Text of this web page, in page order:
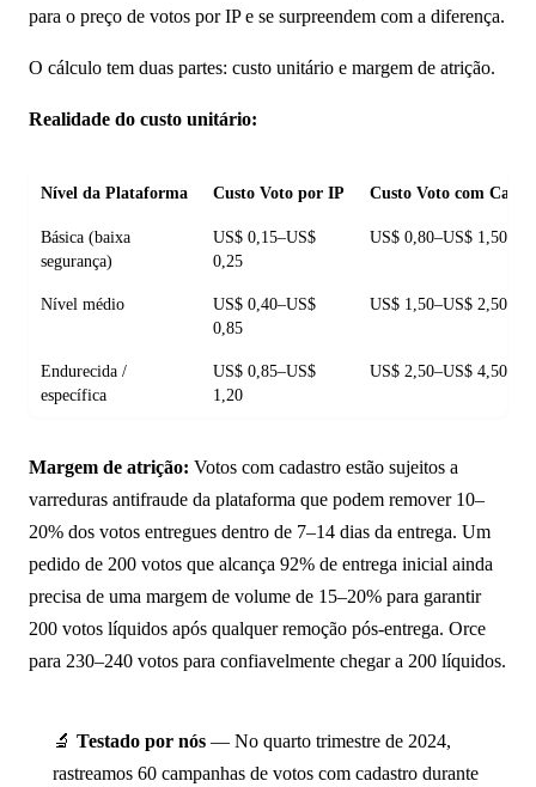
para o preço de votos por IP e se surpreendem com a diferença.
O cálculo tem duas partes: custo unitário e margem de atrição.
Realidade do custo unitário:
Nível da Plataforma Custo Voto por IP Custo Voto com
Básica (baixa
segurança)
US$ 0,15–US$
0,25
US$ 0,80–US$ 1,50
Nível médio
US$ 0,40–US$
0,85
US$ 1,50–US$ 2,50
Endurecida /
específica
US$ 0,85–US$
1,20
US$ 2,50–US$ 4,50
Margem de atrição: Votos com cadastro estão sujeitos a
varreduras antifraude da plataforma que podem remover 10–
20% dos votos entregues dentro de 7–14 dias da entrega. Um
pedido de 200 votos que alcança 92% de entrega inicial ainda
precisa de uma margem de volume de 15–20% para garantir
200 votos líquidos após qualquer remoção pós-entrega. Orce
para 230–240 votos para confiavelmente chegar a 200 líquidos.
🔬 Testado por nós — No quarto trimestre de 2024,
rastreamos 60 campanhas de votos com cadastro durante